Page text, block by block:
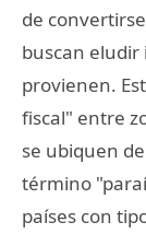
de
buscan eludir
provienen.
fiscal" entre
se ubiquen
término
países con